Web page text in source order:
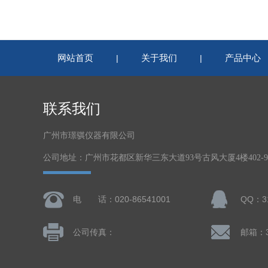
网站首页 | 关于我们 | 产品中心
联系我们
广州市璟骐仪器有限公司
公司地址：广州市花都区新华三东大道93号古风大厦4楼
电 话：020-86541001 QQ：
公司传真： 邮箱